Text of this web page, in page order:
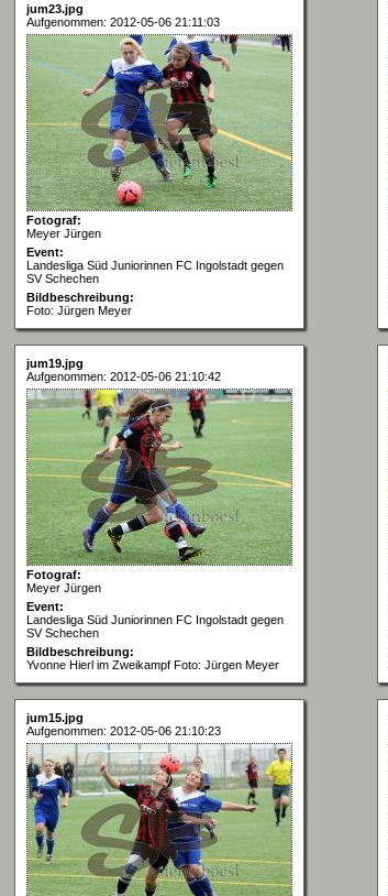
jum23.jpg
Aufgenommen: 2012-05-06 21:11:03
Fotograf:
Meyer Jürgen
Event:
Landesliga Süd Juniorinnen FC Ingolstadt gegen
SV Schechen
Bildbeschreibung:
Foto: Jürgen Meyer
jum19.jpg
Aufgenommen: 2012-05-06 21:10:42
Fotograf:
Meyer Jürgen
Event:
Landesliga Süd Juniorinnen FC Ingolstadt gegen
SV Schechen
Bildbeschreibung:
Yvonne Hierl im Zweikampf Foto: Jürgen Meyer
jum15.jpg
Aufgenommen: 2012-05-06 21:10:23